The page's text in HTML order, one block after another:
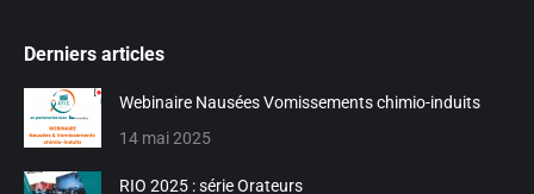
Derniers articles
Webinaire Nausées Vomissements chimio-induits
14 mai 2025
RIO 2025 : série Orateurs